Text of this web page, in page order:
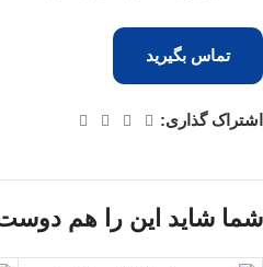
تماس بگیرید
اشتراک گذاری:
شما شاید این را هم